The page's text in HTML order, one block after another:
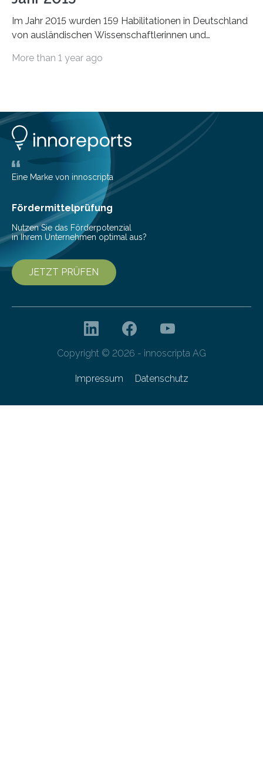
Im Jahr 2015 wurden 159 Habilitationen in Deutschland
von ausländischen Wissenschaftlerinnen und
More than 1 year ago
Eine Marke von innoscripta
Fördermittelprüfung
Nutzen Sie das Förderpotenzial
in Ihrem Unternehmen optimal aus?
JETZT PRÜFEN
Copyright © 2026 - innoscripta AG
Impressum Datenschutz